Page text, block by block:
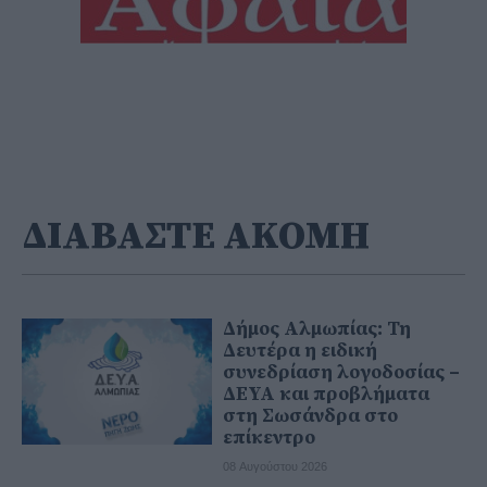
ΔΙΑΒΑΣΤΕ ΑΚΟΜΗ
Δήμος Αλμωπίας: Τη
Δευτέρα η ειδική
συνεδρίαση λογοδοσίας –
ΔΕΥΑ και προβλήματα
στη Σωσάνδρα στο
επίκεντρο
08 Αυγούστου 2026